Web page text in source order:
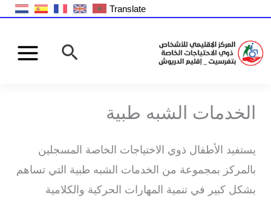
المحتوى
Translate
البحث
الخدمات الشبه طبية​
يستفيد الأطفال ذوي الاختياجات الخاصة المسجلين
بالمركز بمجموعة من الخدمات الشبه طبية التي تساهم
بشكل كبير في تنمية المهارات الحركية والكلامية